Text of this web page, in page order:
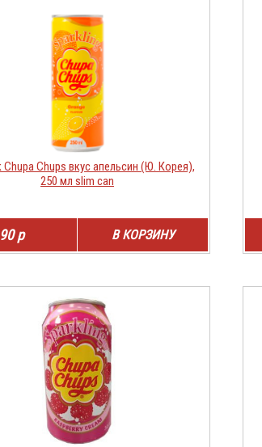
Chups вкус апельсин (Ю. Корея),
250 мл slim can
90 р В КОРЗИНУ